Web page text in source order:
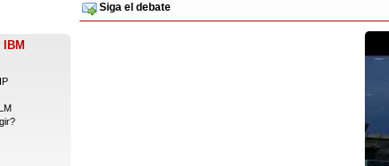
Siga el debate